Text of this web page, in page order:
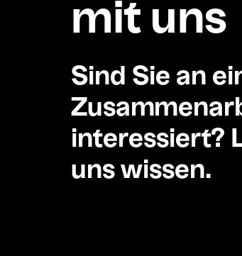
mit uns
Sind Sie an
interessiert?
uns wissen.